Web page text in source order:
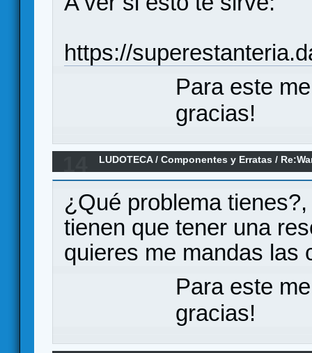
https://
Para este
gracias!
LUDOTECA/Componentes y Erratas /
¿Qué problema
tienen que tener una
quieres me mandas las
Para este
gracias!